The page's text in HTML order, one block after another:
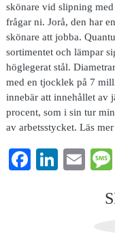
skönare vid slipning
frågar ni. Jorå, den har
skönare att jobba.
sortimentet och lämpar
höglegerat stål.
med en tjocklek på 7
innebär att innehållet av
procent, som i sin tur
av arbetsstycket. Läs mer
Facebook